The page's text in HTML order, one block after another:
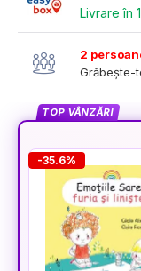
Livrare în
2
Grăbește-
TOP VÂNZĂRI
-35.6%